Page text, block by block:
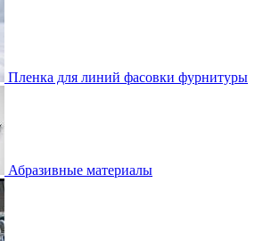
Пленка для линий фасовки фурнитуры
Абразивные материалы